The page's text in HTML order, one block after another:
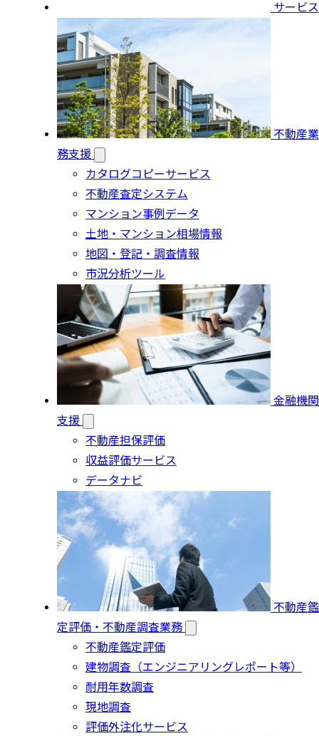
サービス
不動産業
務支援
カタログコピーサービス
不動産査定システム
マンション事例データ
土地・マンション相場情報
地図・登記・調査情報
市況分析ツール
金融機関
支援
不動産担保評価
収益評価サービス
データナビ
不動産鑑
定評価・不動産調査業務
不動産鑑定評価
建物調査（エンジニアリングレポート等）
耐用年数調査
現地調査
評価外注化サービス